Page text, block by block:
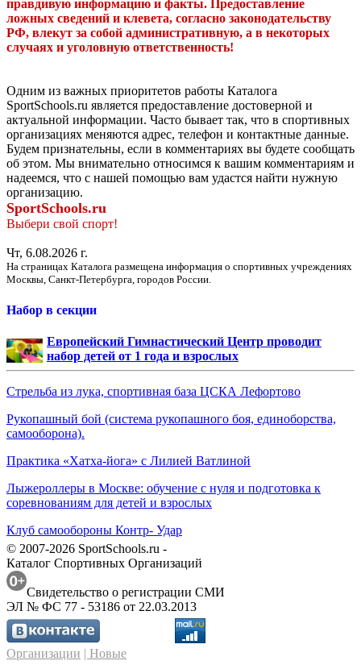
правдивую информацию и факты. Предоставление
ложных сведений и клевета, согласно законодательству
РФ, влекут за собой административную, а в некоторых
случаях и уголовную ответственность!
Одним из важных приоритетов работы Каталога
SportSchools.ru является предоставление достоверной и
актуальной информации. Часто бывает так, что в спортивных
организациях меняются адрес, телефон и контактные данные.
Будем признательны, если в комментариях вы будете сообщать
об этом. Мы внимательно относимся к вашим комментариям и
надеемся, что с нашей помощью вам удастся найти нужную
организацию.
SportSchools.ru
Выбери свой спорт!
Чт, 6.08.2026 г.
На страницах Каталога размещена информация о спортивных учреждениях
Москвы, Санкт-Петербурга, городов России.
Набор в секции
Европейский Гимнастический Центр проводит
набор детей от 1 года и взрослых
Стрельба из лука, спортивная база ЦСКА Лефортово
Рукопашный бой (система рукопашного боя, единоборства,
самооборона).
Практика «Хатха-йога» с Лилией Ватлиной
Лыжероллеры в Москве: обучение с нуля и подготовка к
соревнованиям для детей и взрослых
Клуб самообороны Контр- Удар
© 2007-2026 SportSchools.ru -
Каталог Спортивных Организаций
Свидетельство о регистрации СМИ
ЭЛ № ФС 77 - 53186 от 22.03.2013
Организации | Новые